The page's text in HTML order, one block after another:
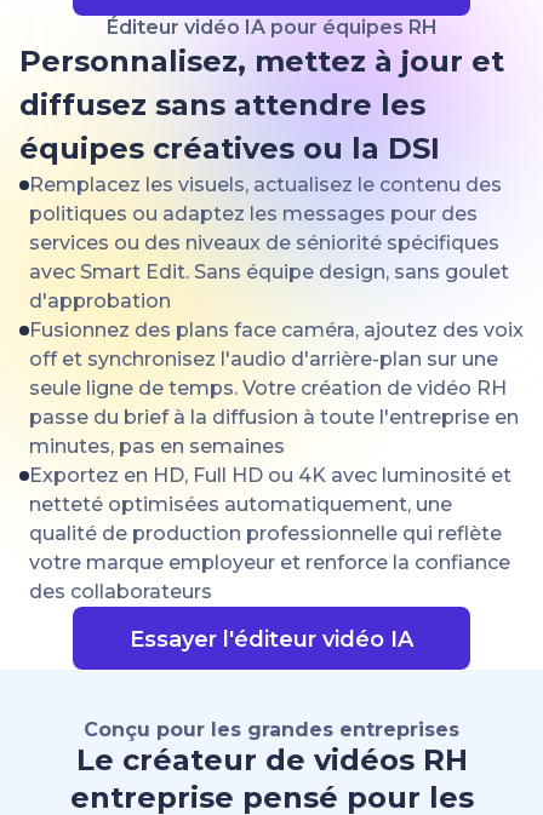
Éditeur vidéo IA pour équipes RH
Personnalisez, mettez à jour et
diffusez sans attendre les
équipes créatives ou la DSI
Remplacez les visuels, actualisez le contenu des
politiques ou adaptez les messages pour des
services ou des niveaux de séniorité spécifiques
avec Smart Edit. Sans équipe design, sans goulet
d'approbation
Fusionnez des plans face caméra, ajoutez des voix
off et synchronisez l'audio d'arrière-plan sur une
seule ligne de temps. Votre création de vidéo RH
passe du brief à la diffusion à toute l'entreprise en
minutes, pas en semaines
Exportez en HD, Full HD ou 4K avec luminosité et
netteté optimisées automatiquement, une
qualité de production professionnelle qui reflète
votre marque employeur et renforce la confiance
des collaborateurs
Essayer l'éditeur vidéo IA
Conçu pour les grandes entreprises
Le créateur de vidéos RH
entreprise pensé pour les